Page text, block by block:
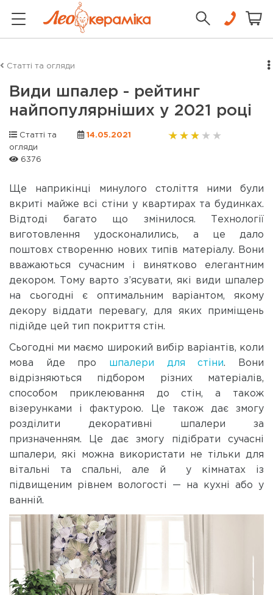
Статті та огляди
Види шпалер - рейтинг
найпопулярніших у 2021 році
Статті та
огляди
14.05.2021
6376
Ще наприкінці минулого століття ними були
вкриті майже всі стіни у квартирах та будинках.
Відтоді багато що змінилося. Технології
виготовлення удосконалились, а це дало
поштовх створенню нових типів матеріалу. Вони
вважаються сучасним і винятково елегантним
декором. Тому варто з’ясувати, які види шпалер
на сьогодні є оптимальним варіантом, якому
декору віддати перевагу, для яких приміщень
підійде цей тип покриття стін.
Сьогодні ми маємо широкий вибір варіантів, коли
мова йде про шпалери для стіни. Вони
відрізняються підбором різних матеріалів,
способом приклеювання до стін, а також
візерунками і фактурою. Це також дає змогу
розділити декоративні шпалери за
призначенням. Це дає змогу підібрати сучасні
шпалери, які можна використати не тільки для
вітальні та спальні, але й у кімнатах із
підвищеним рівнем вологості — на кухні або у
ванній.